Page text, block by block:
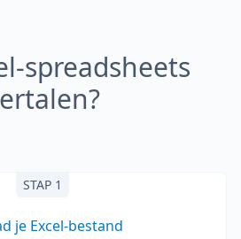
spreadsheets
STAP 1
je Excel-bestand